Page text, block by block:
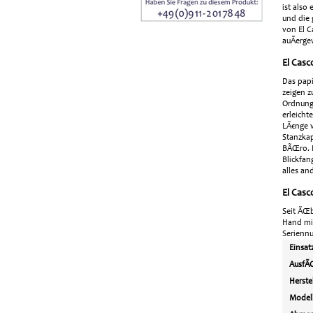
ist also
und die
von El
El
Das
zeigen
LÃ€nge
BÃŒro.
alles
El
Seit
Hand